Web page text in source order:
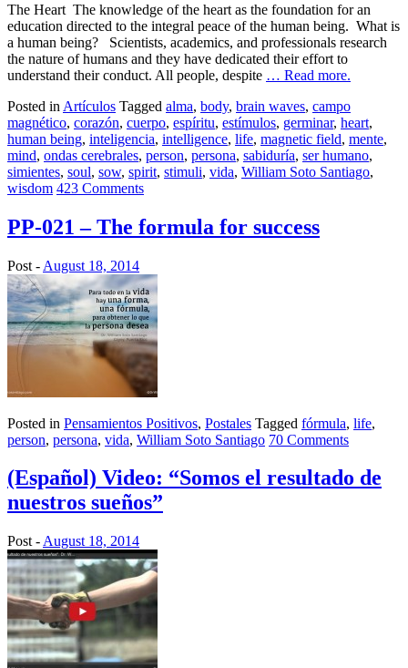
The Heart The knowledge of the heart as the foundation for an
education directed to the integral peace of the human being. What is
a human being? Scientists, academics, and professionals research
the nature of humans and they have dedicated their effort to
understand their conduct. All people, despite … Read more.
Posted in Artículos Tagged alma, body, brain waves, campo
magnético, corazón, cuerpo, espíritu, estímulos, germinar, heart,
human being, inteligencia, intelligence, life, magnetic field, mente,
mind, ondas cerebrales, person, persona, sabiduría, ser humano,
simientes, soul, sow, spirit, stimuli, vida, William Soto Santiago,
wisdom 423 Comments
PP-021 – The formula for success
Post - August 18, 2014
Posted in Pensamientos Positivos, Postales Tagged fórmula, life,
person, persona, vida, William Soto Santiago 70 Comments
(Español) Video: “Somos el resultado de
nuestros sueños”
Post - August 18, 2014